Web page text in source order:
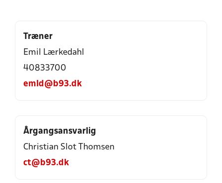
Træner
Emil Lærkedahl
40833700
emld@b93.dk
Årgangsansvarlig
Christian Slot Thomsen
ct@b93.dk